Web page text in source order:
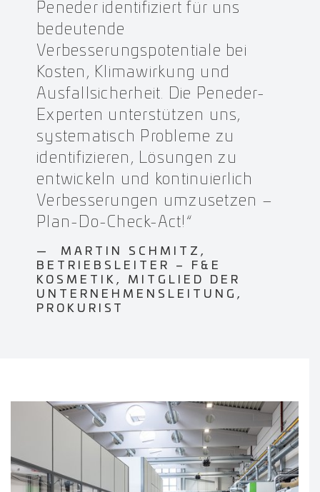
Peneder identifiziert für uns
bedeutende
Verbesserungspotentiale bei
Kosten, Klimawirkung und
Ausfallsicherheit. Die Peneder-
Experten unterstützen uns,
systematisch Probleme zu
identifizieren, Lösungen zu
entwickeln und kontinuierlich
Verbesserungen umzusetzen –
Plan-Do-Check-Act!“
MARTIN SCHMITZ,
BETRIEBSLEITER – F&E
KOSMETIK, MITGLIED DER
UNTERNEHMENSLEITUNG,
PROKURIST